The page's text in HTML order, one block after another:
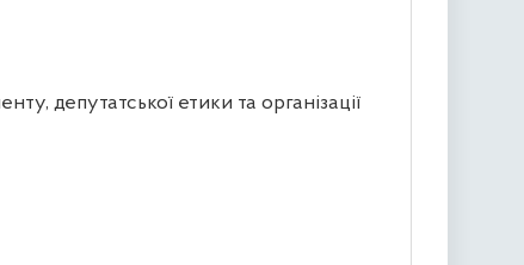
депутатської етики та організації